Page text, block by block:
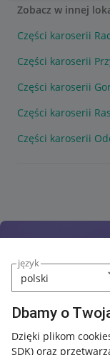
język
Dbamy o
Dzięki plikom
SDK) oraz
Zobacz w innej
Części karoserii
Części karoserii
Części karoserii
Części karoserii
Części karoserii